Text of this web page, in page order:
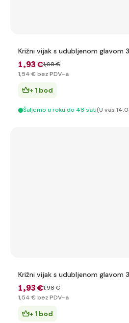
Križni vijak s udubljenom glavom
1,93 €1,98 €
1,54 € bez PDV-a
+ 1 bod
Šaljemo u roku do 48 sati(U vas
Križni vijak s udubljenom glavom
1,93 €1,98 €
1,54 € bez PDV-a
+ 1 bod